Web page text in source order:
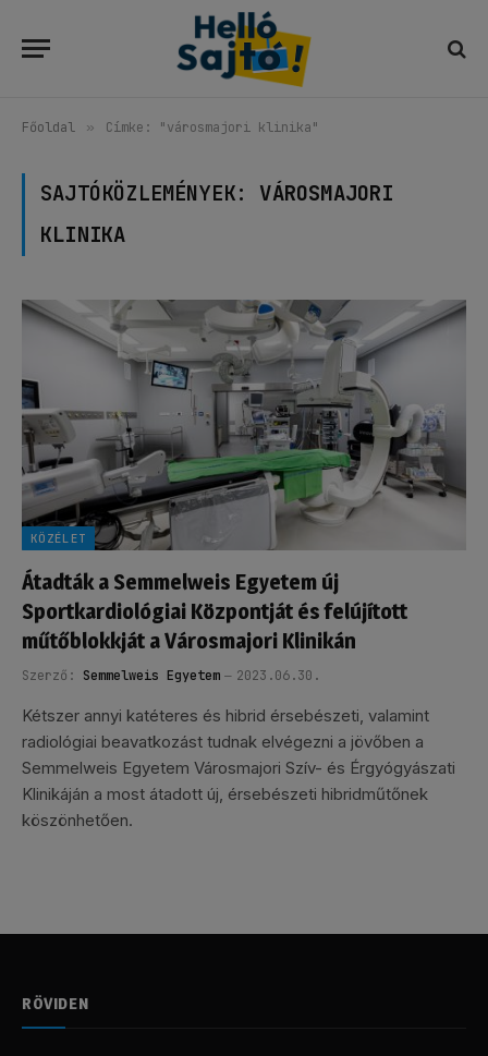
Főoldal » Címke: "városmajori klinika"
SAJTÓKÖZLEMÉNYEK:VÁROSMAJORI
KLINIKA
KÖZÉLET
Átadták a Semmelweis Egyetem új
Sportkardiológiai Központját és felújított
műtőblokkját a Városmajori Klinikán
Szerző: Semmelweis Egyetem 2023.06.30.
Kétszer annyi katéteres és hibrid érsebészeti, valamint
radiológiai beavatkozást tudnak elvégezni a jövőben a
Semmelweis Egyetem Városmajori Szív- és Érgyógyászati
Klinikáján a most átadott új, érsebészeti hibridműtőnek
köszönhetően.
RÖVIDEN